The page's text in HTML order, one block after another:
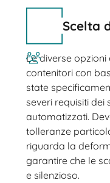
Scelta
Le diverse
contenitori con
state
severi requisiti dei
automatizzati.
tolleranze
riguarda la
garantire che le
e silenzioso.